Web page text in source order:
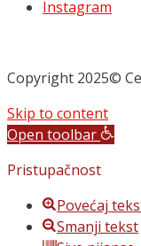
Instagram
Copyright 2025©
Skip to content
Open toolbar
Pristupačnost
Povećaj
Smanji tekst